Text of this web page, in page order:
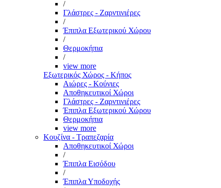
/
Γλάστρες - Ζαρντινιέρες
/
Έπιπλα Εξωτερικού Χώρου
/
Θερμοκήπια
/
view more
Εξωτερικός Χώρος - Κήπος
Αιώρες - Κούνιες
Αποθηκευτικοί Χώροι
Γλάστρες - Ζαρντινιέρες
Έπιπλα Εξωτερικού Χώρου
Θερμοκήπια
view more
Κουζίνα - Τραπεζαρία
Αποθηκευτικοί Χώροι
/
Έπιπλα Εισόδου
/
Έπιπλα Υποδοχής